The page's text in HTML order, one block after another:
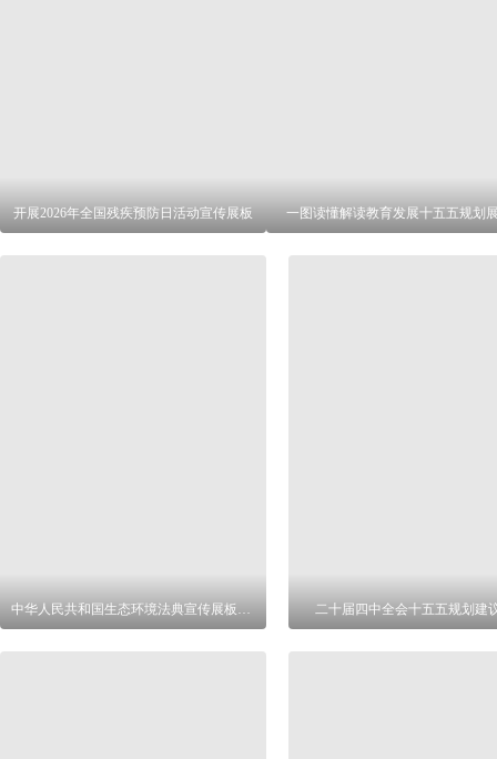
开展2026年全国残疾预防日活动宣传展板 一图读懂解读教育发展十五五规划
中华人民共和国生态环境法典宣传展板图片 二十届四中全会十五五规划建